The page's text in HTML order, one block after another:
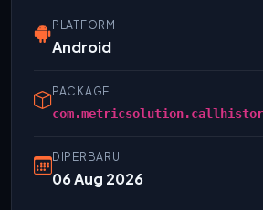
PLATFORM
Android
PACKAGE
DIPERBARUI
06 Aug 2026